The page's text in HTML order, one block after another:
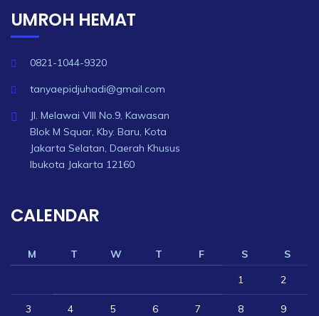
UMROH HEMAT
0821-1044-9320
tanyaepidjuhadi@gmail.com
Jl. Melawai VIII No.9, Kawasan
Blok M Squar, Kby. Baru, Kota
Jakarta Selatan, Daerah Khusus
Ibukota Jakarta 12160
CALENDAR
M T W T F S
S
1
2
3 4 5 6 7 8 9